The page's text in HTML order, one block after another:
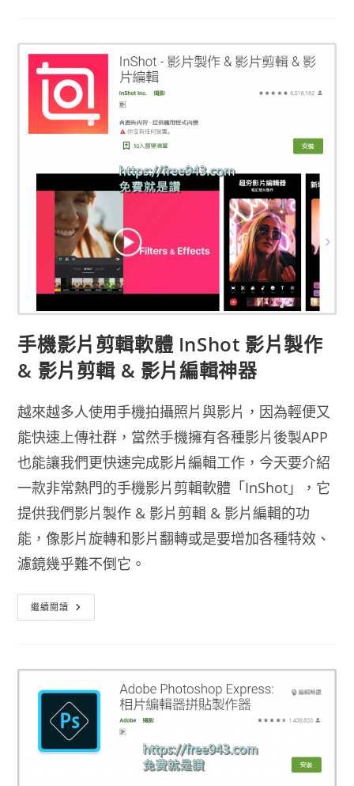
品
也
推
出
攝
影
APP
–
Photoshop
手機影片剪輯軟體 InShot 影片製作
& 影片剪輯 & 影片編輯神器
越來越多人使用手機拍攝照片與影片，因為輕便又
能快速上傳社群，當然手機擁有各種影片後製APP
也能讓我們更快速完成影片編輯工作，今天要介紹
一款非常熱門的手機影片剪輯軟體「InShot」，它
提供我們影片製作 & 影片剪輯 & 影片編輯的功
能，像影片旋轉和影片翻轉或是要增加各種特效、
濾鏡幾乎難不倒它。
繼續閱讀 手
機
軟
InShot
影
片
製
作
&